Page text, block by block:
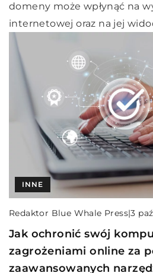
domeny może wpłynąć na
internetowej oraz na jej
INNE
Redaktor Blue Whale Press|3
Jak ochronić swój
zagrożeniami online za
zaawansowanych